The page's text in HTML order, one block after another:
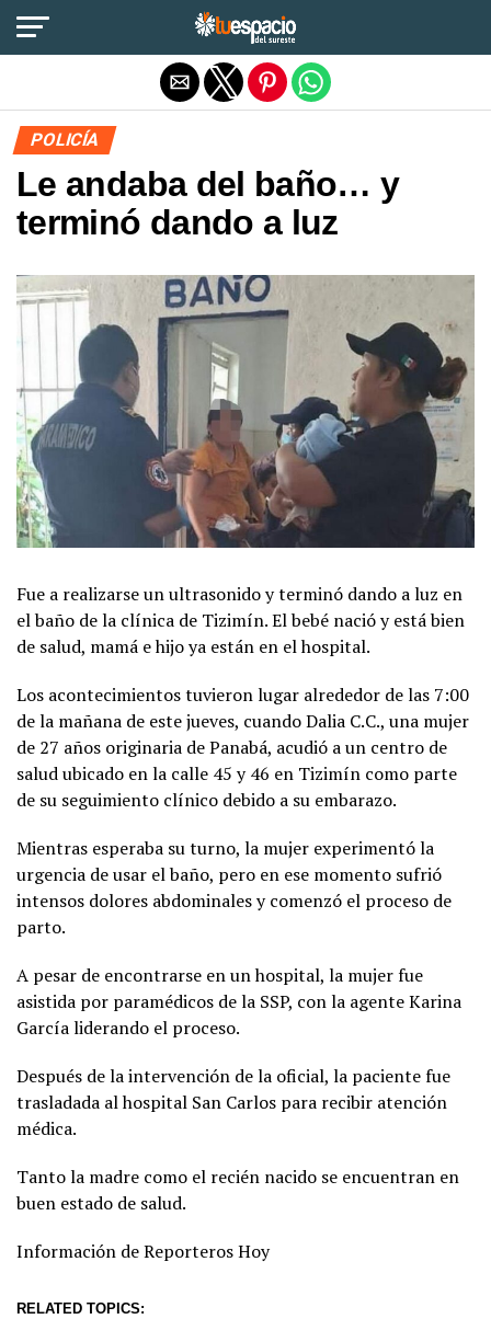
POLICÍA
Le andaba del baño… y
terminó dando a luz
Fue a realizarse un ultrasonido y terminó dando a luz en
el baño de la clínica de Tizimín. El bebé nació y está bien
de salud, mamá e hijo ya están en el hospital.
Los acontecimientos tuvieron lugar alrededor de las 7:00
de la mañana de este jueves, cuando Dalia C.C., una mujer
de 27 años originaria de Panabá, acudió a un centro de
salud ubicado en la calle 45 y 46 en Tizimín como parte
de su seguimiento clínico debido a su embarazo.
Mientras esperaba su turno, la mujer experimentó la
urgencia de usar el baño, pero en ese momento sufrió
intensos dolores abdominales y comenzó el proceso de
parto.
A pesar de encontrarse en un hospital, la mujer fue
asistida por paramédicos de la SSP, con la agente Karina
García liderando el proceso.
Después de la intervención de la oficial, la paciente fue
trasladada al hospital San Carlos para recibir atención
médica.
Tanto la madre como el recién nacido se encuentran en
buen estado de salud.
Información de Reporteros Hoy
RELATED TOPICS:
Salir de la versión móvil